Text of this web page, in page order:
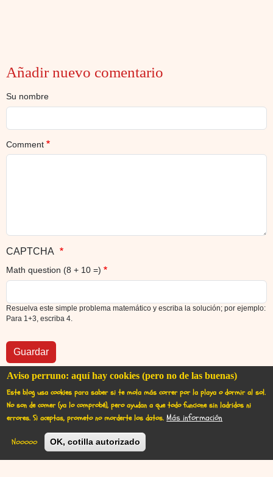
Añadir nuevo comentario
Su nombre
Comment
CAPTCHA
Math question (8 + 10 =)
Resuelva este simple problema matemático y escriba la solución; por ejemplo:
Para 1+3, escriba 4.
User account menu
Iniciar sesión
Aviso perruno: aquí hay cookies (pero no de las buenas)
Este blog usa cookies para saber si te mola más correr por la playa o dormir al sol.
No son de comer (ya lo comprobé), pero ayudan a que todo funcione sin ladridos ni
errores. Si aceptas, prometo no morderte los datos. Más información
Nooooo OK, cotilla autorizado